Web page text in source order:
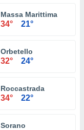
Massa Marittima
34° 21°
Orbetello
32° 24°
Roccastrada
34° 22°
Sorano